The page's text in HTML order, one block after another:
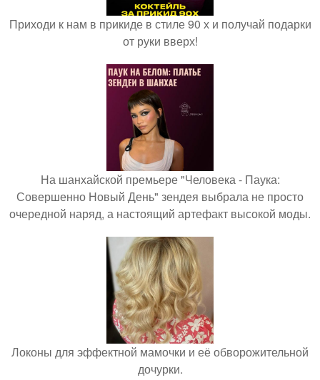
Приходи к нам в прикиде в стиле 90 х и получай подарки
от руки вверх!
На шанхайской премьере "Человека - Паука:
Совершенно Новый День" зендея выбрала не просто
очередной наряд, а настоящий артефакт высокой моды.
Локоны для эффектной мамочки и её обворожительной
дочурки.